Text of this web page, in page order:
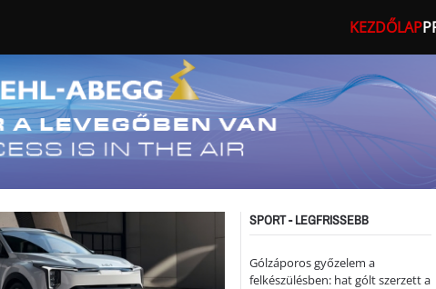
KEZDŐLAP
SPORT - LEGFRISSEBB
Gólzáporos győzelem a
felkészülésben: hat gólt szerzett a